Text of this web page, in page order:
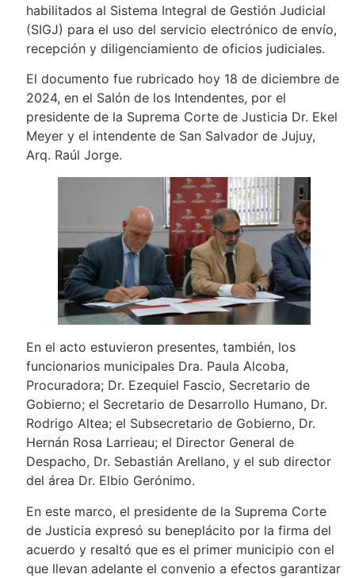
habilitados al Sistema Integral de Gestión Judicial
(SIGJ) para el uso del servicio electrónico de envío,
recepción y diligenciamiento de oficios judiciales.
El documento fue rubricado hoy 18 de diciembre de
2024, en el Salón de los Intendentes, por el
presidente de la Suprema Corte de Justicia Dr. Ekel
Meyer y el intendente de San Salvador de Jujuy,
Arq. Raúl Jorge.
En el acto estuvieron presentes, también, los
funcionarios municipales Dra. Paula Alcoba,
Procuradora; Dr. Ezequiel Fascio, Secretario de
Gobierno; el Secretario de Desarrollo Humano, Dr.
Rodrigo Altea; el Subsecretario de Gobierno, Dr.
Hernán Rosa Larrieau; el Director General de
Despacho, Dr. Sebastián Arellano, y el sub director
del área Dr. Elbio Gerónimo.
En este marco, el presidente de la Suprema Corte
de Justicia expresó su beneplácito por la firma del
acuerdo y resaltó que es el primer municipio con el
que llevan adelante el convenio a efectos garantizar